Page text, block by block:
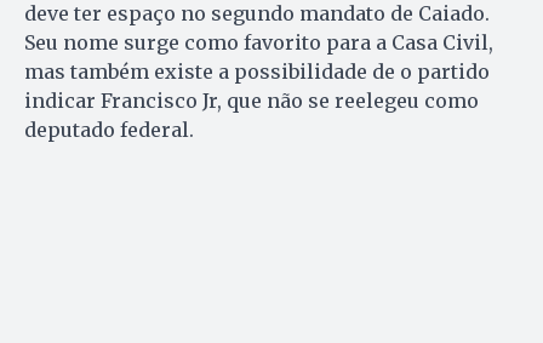
deve ter espaço no segundo mandato de Caiado.
Seu nome surge como favorito para a Casa Civil,
mas também existe a possibilidade de o partido
indicar Francisco Jr, que não se reelegeu como
deputado federal.